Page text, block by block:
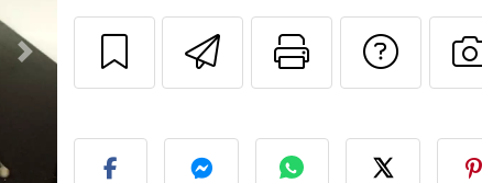
Prossimo Invia questa
Stampa